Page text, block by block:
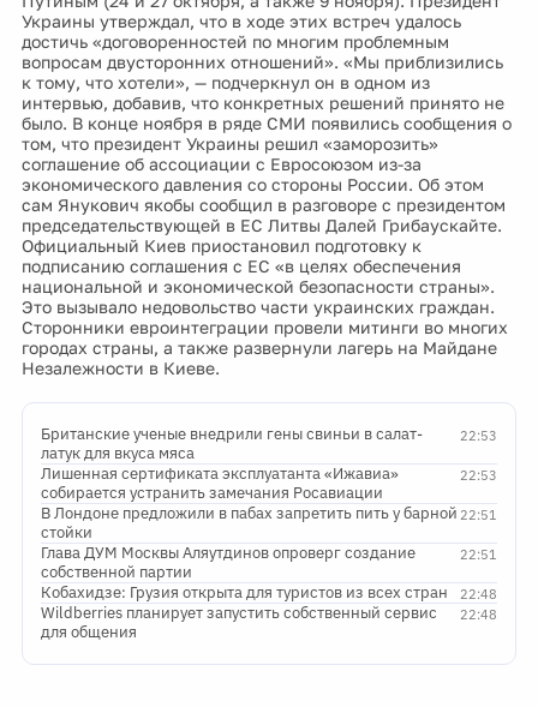
Украины утверждал, что в ходе этих встреч удалось
достичь «договоренностей по многим проблемным
вопросам двусторонних отношений». «Мы приблизились
к тому, что хотели», — подчеркнул он в одном из
интервью, добавив, что конкретных решений принято не
было. В конце ноября в ряде СМИ появились сообщения о
том, что президент Украины решил «заморозить»
соглашение об ассоциации с Евросоюзом из-за
экономического давления со стороны России. Об этом
сам Янукович якобы сообщил в разговоре с президентом
председательствующей в ЕС Литвы Далей Грибаускайте.
Официальный Киев приостановил подготовку к
подписанию соглашения с ЕС «в целях обеспечения
национальной и экономической безопасности страны».
Это вызывало недовольство части украинских граждан.
Сторонники евроинтеграции провели митинги во многих
городах страны, а также развернули лагерь на Майдане
Незалежности в Киеве.
22:53
Британские ученые внедрили гены свиньи в салат-
латук для вкуса мяса
22:53
Лишенная сертификата эксплуатанта «Ижавиа»
собирается устранить замечания Росавиации
22:51
В Лондоне предложили в пабах запретить пить у барной
стойки
22:51
Глава ДУМ Москвы Аляутдинов опроверг создание
собственной партии
22:48
Кобахидзе: Грузия открыта для туристов из всех стран
22:48
Wildberries планирует запустить собственный сервис
для общения